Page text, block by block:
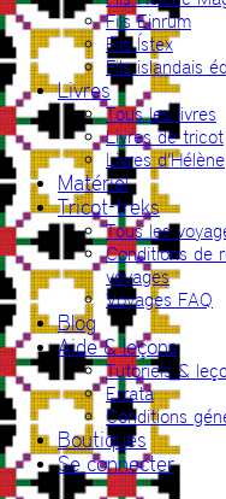
Fils Einrúm
Fils Ístex
Fils islandais
Livres
Tous les livres
Livres de tricot
Livres d’Hélène
Matériel
Tricot-treks
Tous les
Conditions de
voyages
Voyages FAQ
Blog
Aide & leçons
Tutoriels &
Errata
Conditions
Boutiques
Se connecter